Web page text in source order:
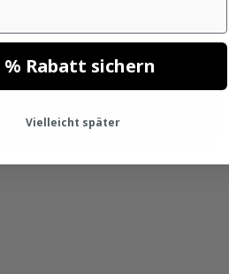
% Rabatt sichern
Vielleicht später